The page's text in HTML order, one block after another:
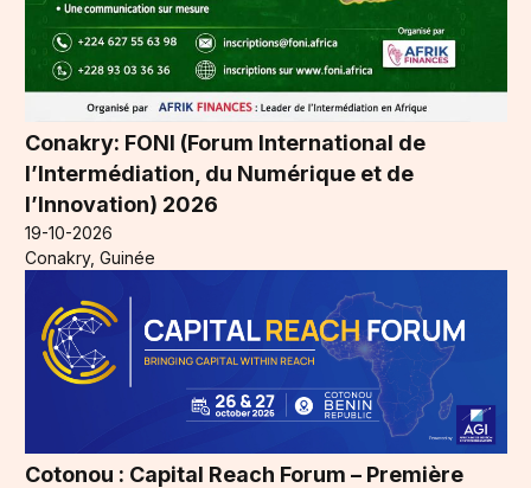
Conakry: FONI (Forum International de
l’Intermédiation, du Numérique et de
l’Innovation) 2026
19-10-2026
Conakry, Guinée
Cotonou : Capital Reach Forum – Première